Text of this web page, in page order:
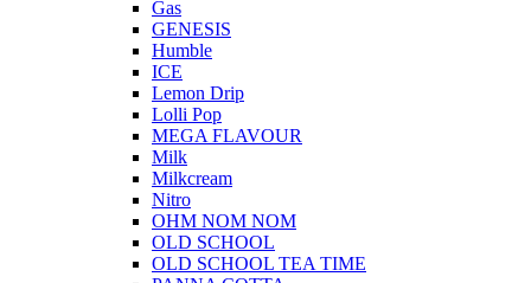
Gas
GENESIS
Humble
ICE
Lemon Drip
Lolli Pop
MEGA FLAVOUR
Milk
Milkcream
Nitro
OHM NOM NOM
OLD SCHOOL
OLD SCHOOL TEA TIME